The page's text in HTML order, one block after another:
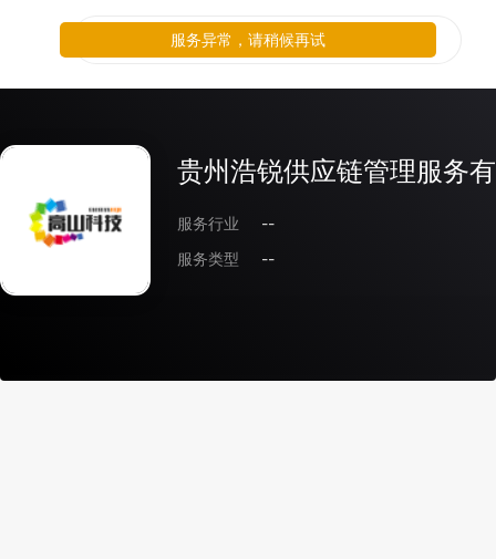
贵州浩锐供应链管理服务
服务行业
--
服务类型
--
服务异常，请稍候再试